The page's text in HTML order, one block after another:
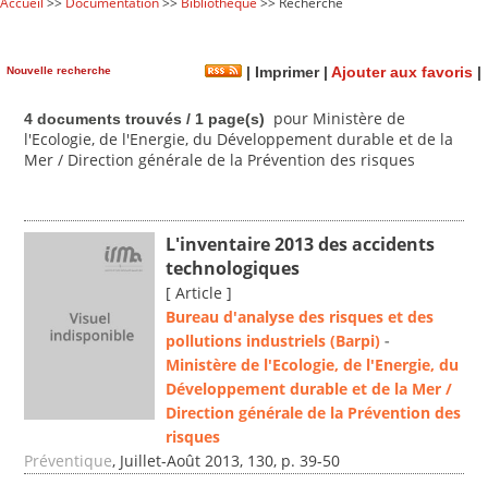
Nouvelle recherche | Imprimer| Ajouter aux favoris |
4 documents trouvés / 1 page(s)
pour Ministère de
l'Ecologie, de l'Energie, du Développement durable et de la
Mer / Direction générale de la Prévention des risques
L'inventaire 2013 des accidents
technologiques
[ Article ]
Bureau d'analyse des risques et des
pollutions industriels (Barpi) -
Ministère de l'Ecologie, de l'Energie, du
Développement durable et de la Mer /
Direction générale de la Prévention des
risques
Préventique, Juillet-Août 2013, 130, p. 39-50